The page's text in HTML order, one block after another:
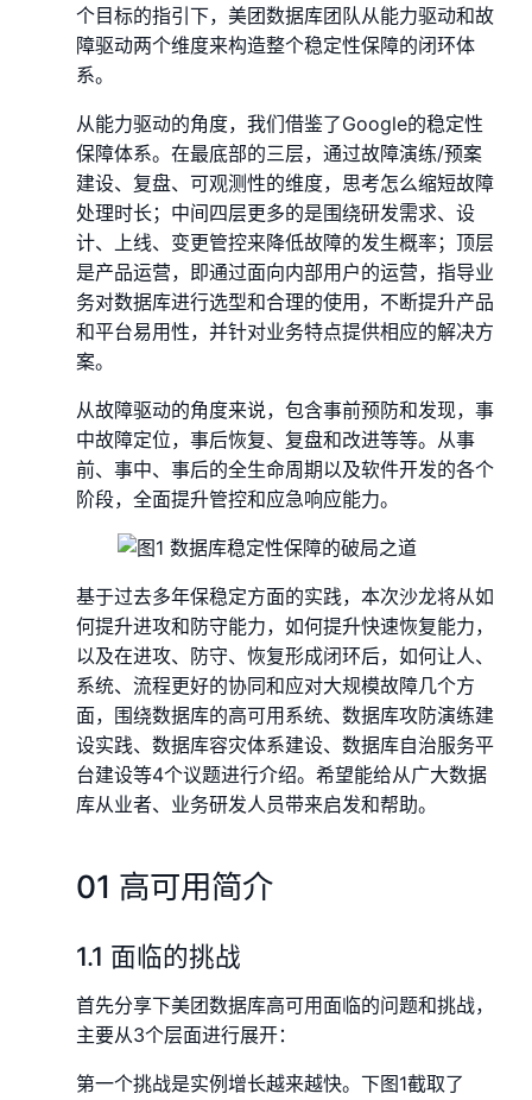
个目标的指引下，美团数据库团队从能力驱动和故
障驱动两个维度来构造整个稳定性保障的闭环体
系。
从能力驱动的角度，我们借鉴了Google的稳定性
保障体系。在最底部的三层，通过故障演练/预案
建设、复盘、可观测性的维度，思考怎么缩短故障
处理时长；中间四层更多的是围绕研发需求、设
计、上线、变更管控来降低故障的发生概率；顶层
是产品运营，即通过面向内部用户的运营，指导业
务对数据库进行选型和合理的使用，不断提升产品
和平台易用性，并针对业务特点提供相应的解决方
案。
从故障驱动的角度来说，包含事前预防和发现，事
中故障定位，事后恢复、复盘和改进等等。从事
前、事中、事后的全生命周期以及软件开发的各个
阶段，全面提升管控和应急响应能力。
基于过去多年保稳定方面的实践，本次沙龙将从如
何提升进攻和防守能力，如何提升快速恢复能力，
以及在进攻、防守、恢复形成闭环后，如何让人、
系统、流程更好的协同和应对大规模故障几个方
面，围绕数据库的高可用系统、数据库攻防演练建
设实践、数据库容灾体系建设、数据库自治服务平
台建设等4个议题进行介绍。希望能给从广大数据
库从业者、业务研发人员带来启发和帮助。
01 高可用简介
1.1 面临的挑战
首先分享下美团数据库高可用面临的问题和挑战，
主要从3个层面进行展开：
第一个挑战是实例增长越来越快。下图1截取了